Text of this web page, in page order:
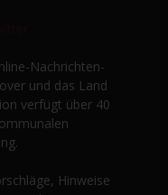
Nachrichten-
und das Land
verfügt über 40
Hinweise